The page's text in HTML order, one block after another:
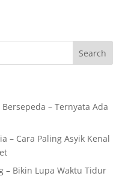
– Ternyata Ada
– Cara Paling Asyik Kenal
– Bikin Lupa Waktu Tidur